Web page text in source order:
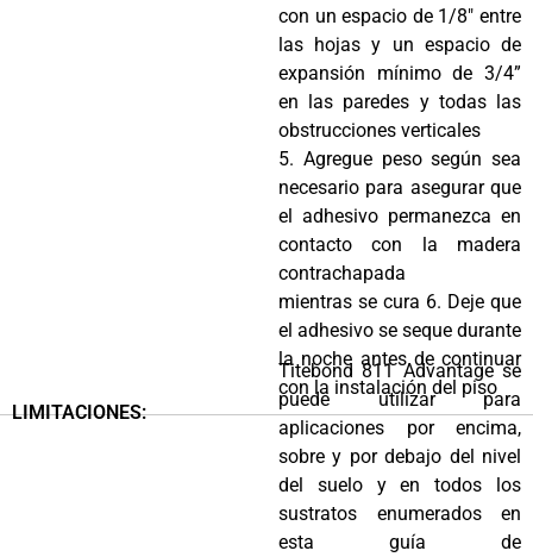
con un espacio de 1/8″ entre
las hojas y un espacio de
expansión mínimo de 3/4”
en las paredes y todas las
obstrucciones verticales
5. Agregue peso según sea
necesario para asegurar que
el adhesivo permanezca en
contacto con la madera
contrachapada
mientras se cura 6. Deje que
el adhesivo se seque durante
la noche antes de continuar
con la instalación del piso
LIMITACIONES:
Titebond 811 Advantage se
puede utilizar para
aplicaciones por encima,
sobre y por debajo del nivel
del suelo y en todos los
sustratos enumerados en
esta guía de